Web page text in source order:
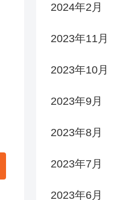
2024年2月
2023年11月
2023年10月
2023年9月
2023年8月
2023年7月
2023年6月